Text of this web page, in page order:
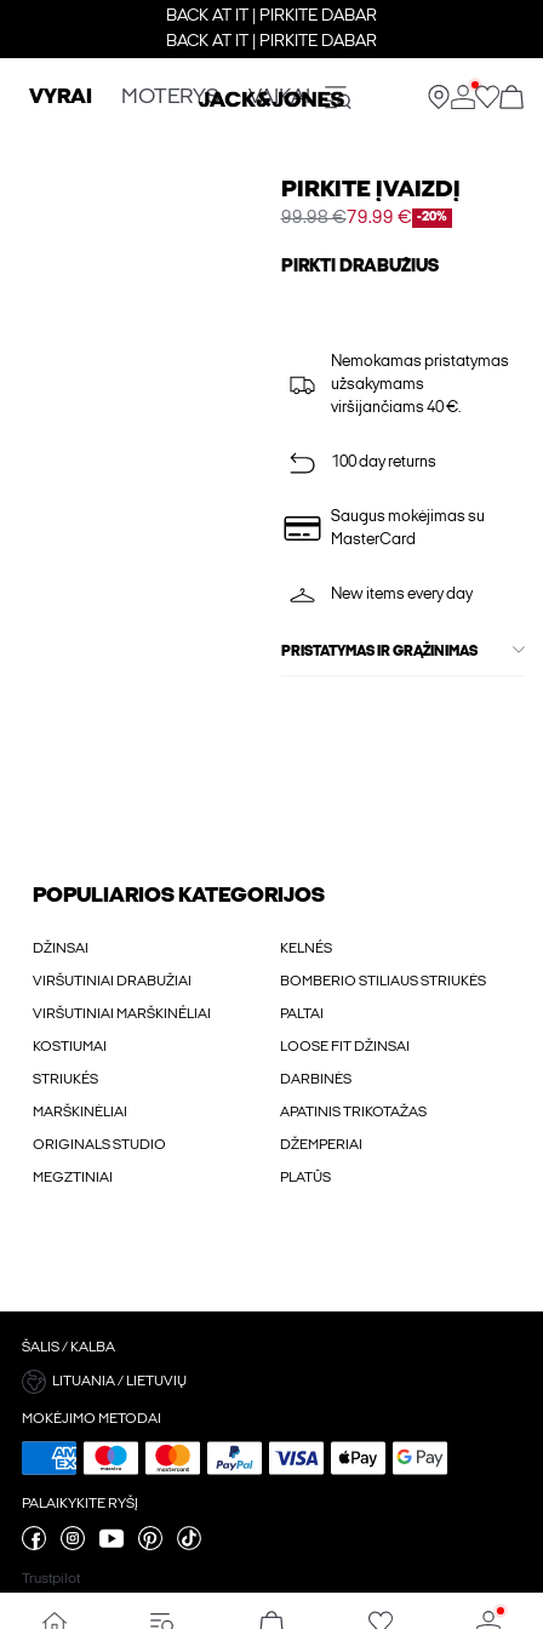
BACK AT IT | PIRKITE DABAR
BACK AT IT | PIRKITE DABAR
VYRAI MOTERYS VAIKAI
PIRKITE ĮVAIZDĮ
99.98 €79.99 € -20%
PIRKTI DRABUŽIUS
Nemokamas pristatymas
užsakymams
viršijančiams 40 €.
100 day returns
Saugus mokėjimas su
MasterCard
New items every day
PRISTATYMAS IR GRĄŽINIMAS
POPULIARIOS KATEGORIJOS
DŽINSAI KELNÉS
VIRŠUTINIAI DRABUŽIAI BOMBERIO STILIAUS STRIUKĖS
VIRŠUTINIAI MARŠKINÉLIAI PALTAI
KOSTIUMAI LOOSE FIT DŽINSAI
STRIUKÉS DARBINĖS
MARŠKINĖLIAI APATINIS TRIKOTAŽAS
ORIGINALS STUDIO DŽEMPERIAI
MEGZTINIAI PLATŪS
ŠALIS / KALBA
LITUANIA / LIETUVIŲ
MOKĖJIMO METODAI
PALAIKYKITE RYŠĮ
Trustpilot